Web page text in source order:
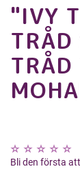
"IVY
TRÅD
Bli den första